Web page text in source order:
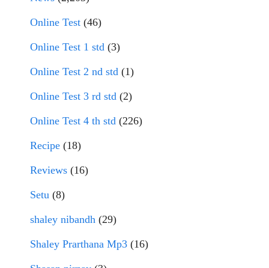
Online Test (46)
Online Test 1 std (3)
Online Test 2 nd std (1)
Online Test 3 rd std (2)
Online Test 4 th std (226)
Recipe (18)
Reviews (16)
Setu (8)
shaley nibandh (29)
Shaley Prarthana Mp3 (16)